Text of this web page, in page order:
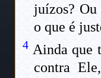
juízos? Ou
o que é
4 Ainda que
contra